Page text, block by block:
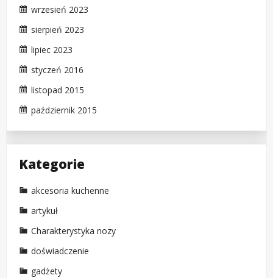
wrzesień 2023
sierpień 2023
lipiec 2023
styczeń 2016
listopad 2015
październik 2015
Kategorie
akcesoria kuchenne
artykuł
Charakterystyka nozy
doświadczenie
gadżety